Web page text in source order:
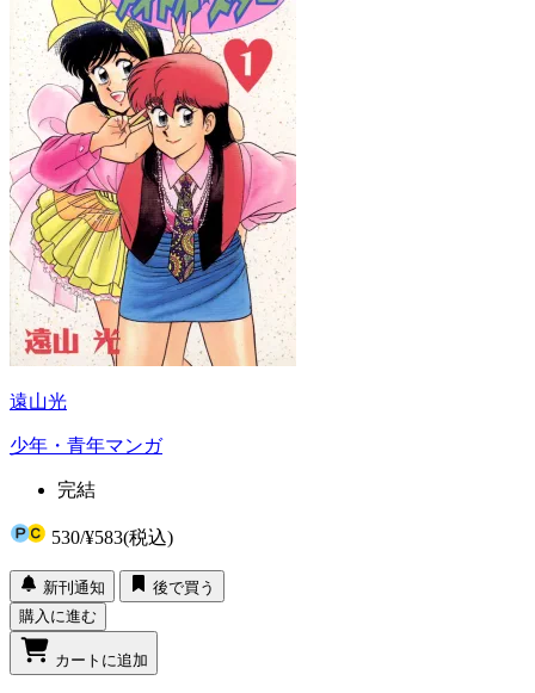
遠山光
少年・青年マンガ
完結
530/¥583(税込)
新刊通知
後で買う
購入に進む
カートに追加